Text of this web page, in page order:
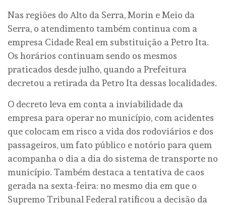
Nas regiões do Alto da Serra, Morin e Meio da
Serra, o atendimento também continua com a
empresa Cidade Real em substituição a Petro Ita.
Os horários continuam sendo os mesmos
praticados desde julho, quando a Prefeitura
decretou a retirada da Petro Ita dessas localidades.
O decreto leva em conta a inviabilidade da
empresa para operar no município, com acidentes
que colocam em risco a vida dos rodoviários e dos
passageiros, um fato público e notório para quem
acompanha o dia a dia do sistema de transporte no
município. Também destaca a tentativa de caos
gerada na sexta-feira: no mesmo dia em que o
Supremo Tribunal Federal ratificou a decisão da